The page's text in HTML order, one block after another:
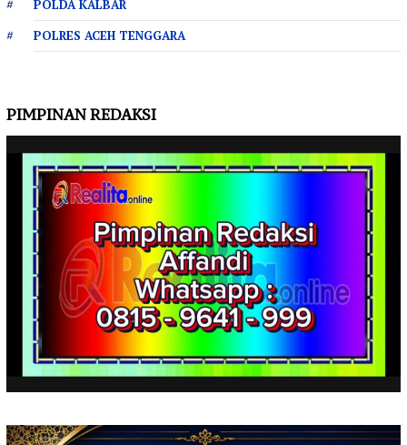
POLDA KALBAR
POLRES ACEH TENGGARA
PIMPINAN REDAKSI